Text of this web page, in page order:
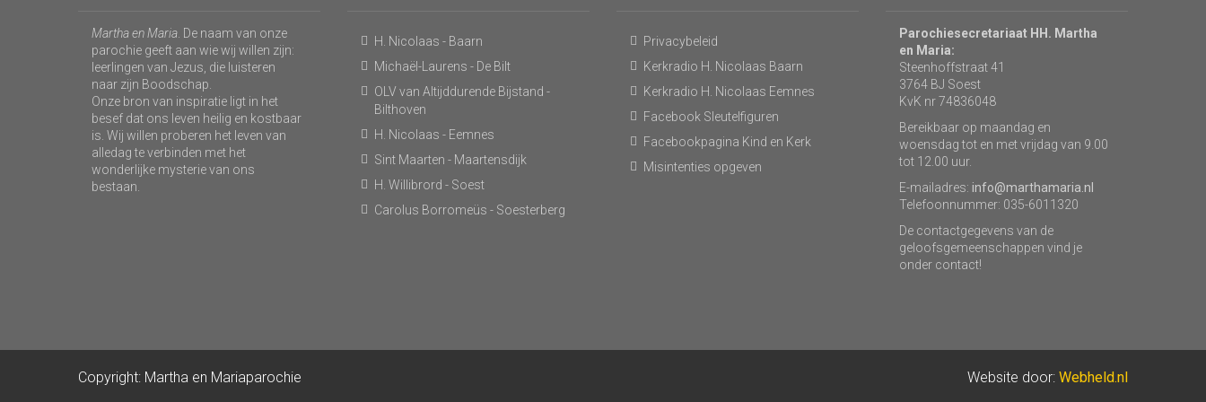
Martha en Maria . De naam van onze
parochie geeft aan wie wij willen zijn:
leerlingen van Jezus, die luisteren
naar zijn Boodschap.
Onze bron van inspiratie ligt in het
besef dat ons leven heilig en kostbaar
is. Wij willen proberen het leven van
alledag te verbinden met het
wonderlijke mysterie van ons
bestaan.
H. Nicolaas - Baarn
Michaël-Laurens - De Bilt
OLV van Altijddurende Bijstand -
Bilthoven
H. Nicolaas - Eemnes
Sint Maarten - Maartensdijk
H. Willibrord - Soest
Carolus Borromeüs - Soesterberg
Privacybeleid
Kerkradio H. Nicolaas Baarn
Kerkradio H. Nicolaas Eemnes
Facebook Sleutelfiguren
Facebookpagina Kind en Kerk
Misintenties opgeven
Parochiesecretariaat HH. Martha
en Maria:
Steenhoffstraat 41
3764 BJ Soest
KvK nr 74836048
Bereikbaar op maandag en
woensdag tot en met vrijdag van 9.00
tot 12.00 uur.
E-mailadres: info@marthamaria.nl
Telefoonnummer: 035-6011320
De contactgegevens van de
geloofsgemeenschappen vind je
onder contact!
Copyright: Martha en Mariaparochie Website door: Webheld.nl